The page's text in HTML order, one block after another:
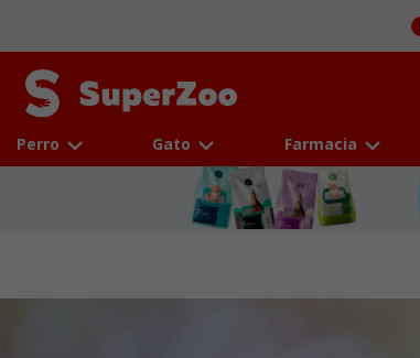
Perro Gato Farmacia